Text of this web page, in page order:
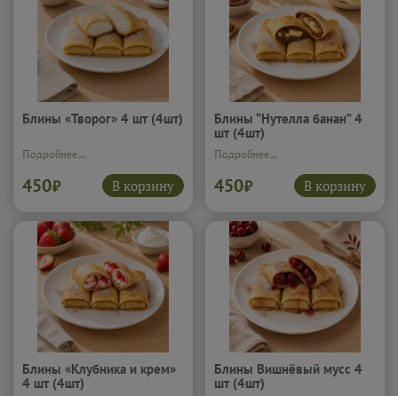
Блины «Творог» 4 шт (4шт)
Подробнее...
450₽ В корзину
Блины “Нутелла банан” 4
шт (4шт)
Подробнее...
450₽ В корзину
Блины «Клубника и крем»
4 шт (4шт)
Блины Вишнёвый мусс 4
шт (4шт)